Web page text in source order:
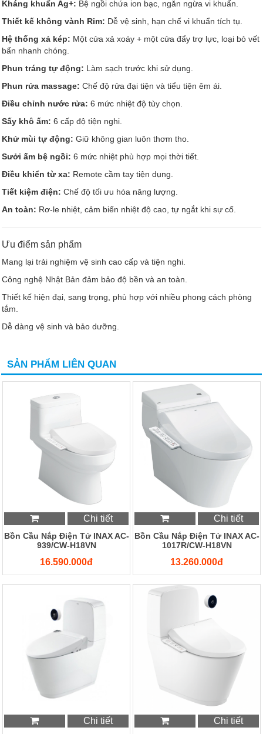
Kháng khuẩn Ag+: Bệ ngồi chứa ion bạc, ngăn ngừa vi khuẩn.
Thiết kế không vành Rim: Dễ vệ sinh, hạn chế vi khuẩn tích tụ.
Hệ thống xả kép: Một cửa xả xoáy + một cửa đẩy trợ lực, loại bỏ vết
bẩn nhanh chóng.
Phun tráng tự động: Làm sạch trước khi sử dụng.
Phun rửa massage: Chế độ rửa đại tiện và tiểu tiện êm ái.
Điều chỉnh nước rửa: 6 mức nhiệt độ tùy chọn.
Sấy khô ấm: 6 cấp độ tiện nghi.
Khử mùi tự động: Giữ không gian luôn thơm tho.
Sưởi ấm bệ ngồi: 6 mức nhiệt phù hợp mọi thời tiết.
Điều khiển từ xa: Remote cầm tay tiện dụng.
Tiết kiệm điện: Chế độ tối ưu hóa năng lượng.
An toàn: Rơ-le nhiệt, cảm biến nhiệt độ cao, tự ngắt khi sự cố.
Ưu điểm sản phẩm
Mang lại trải nghiệm vệ sinh cao cấp và tiện nghi.
Công nghệ Nhật Bản đảm bảo độ bền và an toàn.
Thiết kế hiện đại, sang trọng, phù hợp với nhiều phong cách phòng
tắm.
Dễ dàng vệ sinh và bảo dưỡng.
SẢN PHẨM LIÊN QUAN
Chi tiết
Bồn Cầu Nắp Điện Tử INAX AC-
939/CW-H18VN
16.590.000đ
Chi tiết
Bồn Cầu Nắp Điện Tử INAX AC-
1017R/CW-H18VN
13.260.000đ
Chi tiết Chi tiết